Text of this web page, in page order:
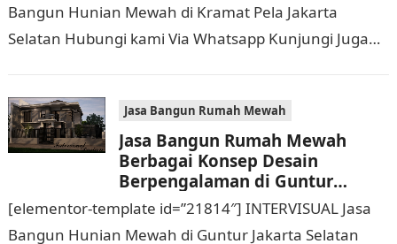
Bangun Hunian Mewah di Kramat Pela Jakarta
Selatan Hubungi kami Via Whatsapp Kunjungi Juga
Jasa Bangun Rumah Mewah
Jasa Bangun Rumah Mewah
Berbagai Konsep Desain
Berpengalaman di Guntur
Jakarta Selatan Hubungi 0811
9933 588
[elementor-template id=”21814″] INTERVISUAL Jasa
Bangun Hunian Mewah di Guntur Jakarta Selatan